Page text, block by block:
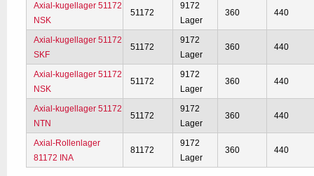
Axial-kugellager 51172
NSK
51172
9172
Lager
360 440
Axial-kugellager 51172
SKF
51172
9172
Lager
360 440
Axial-kugellager 51172
NSK
51172
9172
Lager
360 440
Axial-kugellager 51172
NTN
51172
9172
Lager
360 440
Axial-Rollenlager
81172 INA
81172
9172
Lager
360 440